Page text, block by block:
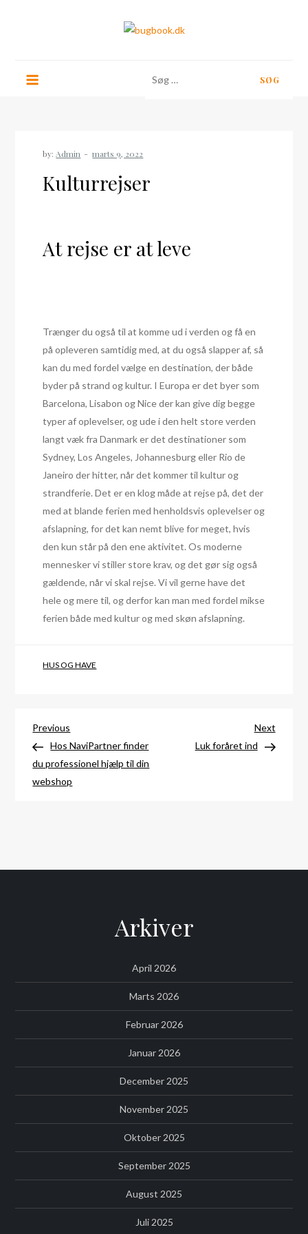
efter:
by:Admin
Kulturrejser
At rejse er at leve
Trænger du også til at komme ud i verden og få en
på opleveren samtidig med, at du også slapper af, så
kan du med fordel vælge en destination, der både
byder på strand og kultur. I Europa er det byer som
Barcelona, Lisabon og Nice der kan give dig begge
typer af oplevelser, og ude i den helt store verden
langt væk fra Danmark er det destinationer som
Sydney, Los Angeles, Johannesburg eller Rio de
Janeiro der hitter, når det kommer til kultur og
strandferie. Det er en klog måde at rejse på, det der
med at blande ferien med henholdsvis oplevelser og
afslapning, for det kan nemt blive for meget, hvis
den kun står på den ene aktivitet. Os moderne
mennesker vi stiller store krav, og det gør sig også
gældende, når vi skal rejse. Vi vil gerne have det
hele og mere til, og derfor kan man med fordel mikse
ferien både med kultur og med skøn afslapning.
HUS OG HAVE
Indlægsnavigation
Previous
Post
Previous
Hos NaviPartner finder
du professionel hjælp til din
webshop
Next
Post
Next
Luk foråret ind
Arkiver
April 2026
Marts 2026
Februar 2026
Januar 2026
December 2025
November 2025
Oktober 2025
September 2025
August 2025
Juli 2025